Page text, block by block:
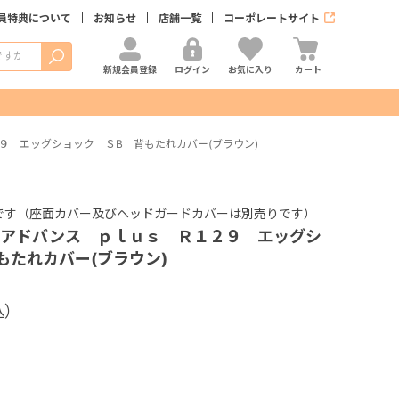
特典について お知らせ 店舗一覧 コーポレートサイト
検索
新規会員登録 ログイン お気に入り カート
エッグショック ＳB 背もたれカバー(ブラウン)
（座面カバー及びヘッドガードカバーは別売りです）
ドバンス ｐｌｕｓ Ｒ１２９ エッグシ
れカバー(ブラウン)